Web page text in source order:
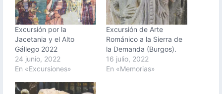
Excursión por la
Jacetania y el Alto
Gállego 2022
24 junio, 2022
En «Excursiones»
Excursión de Arte
Románico a la Sierra de
la Demanda (Burgos).
16 julio, 2022
En «Memorias»